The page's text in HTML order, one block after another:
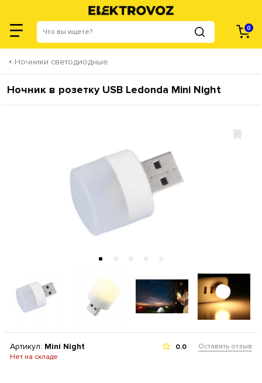
0
Ночники светодиодные
Ночник в розетку USB Ledonda Mini Night
Артикул: Mini Night
Нет на складе
0.0 Оставить отзыв